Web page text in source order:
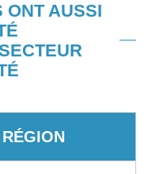
ONT AUSSI